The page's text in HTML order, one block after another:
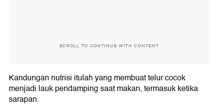
SCROLL TO CONTINUE WITH CONTENT
Kandungan nutrisi itulah yang membuat telur cocok
menjadi lauk pendamping saat makan, termasuk ketika
sarapan.